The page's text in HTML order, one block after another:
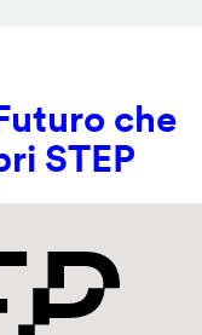
che
STEP